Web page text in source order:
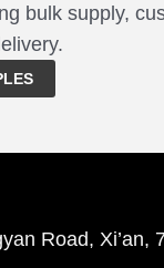
bulk supply,
Road, Xi’an,